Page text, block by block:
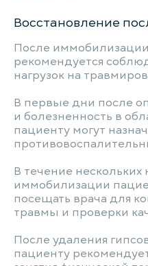
Восстановление
После
рекомендуется
нагрузок на
В первые дни после
и болезненность в
пациенту могут
В течение нескольких
иммобилизации
посещать врача для
травмы и проверки
После удаления
пациенту